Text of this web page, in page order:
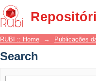
Search
RUBI :: Home → Publicações
Search